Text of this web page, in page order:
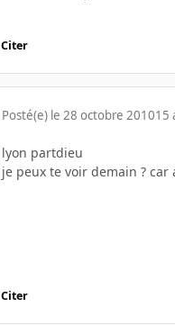
Citer
Posté(e) le 28 octobre 201015
lyon partdieu
je peux te voir demain ?
Citer